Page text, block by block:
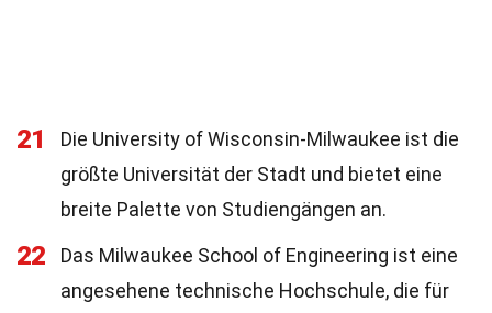
21
Die University of Wisconsin-Milwaukee ist die
größte Universität der Stadt und bietet eine
breite Palette von Studiengängen an.
22
Das Milwaukee School of Engineering ist eine
angesehene technische Hochschule, die für